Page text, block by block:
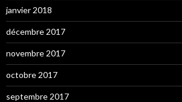
janvier 2018
décembre 2017
novembre 2017
octobre 2017
septembre 2017